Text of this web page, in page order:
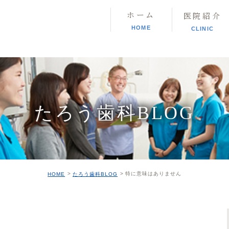
ホーム
HOME
医院紹介
CLINIC
たろう歯科BLOG
HOME たろう歯科BLOG 特に意味はありません